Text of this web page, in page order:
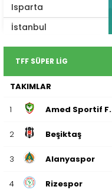
Isparta
İstanbul
İzmir
Kahramanmaraş
Karabük
Karaman
Kars
Kayseri
Kilis
TFF SÜPER LIG
TAKIMLAR
1 Amed Sportif F.
2 Beşiktaş
3 Alanyaspor
4 Rizespor